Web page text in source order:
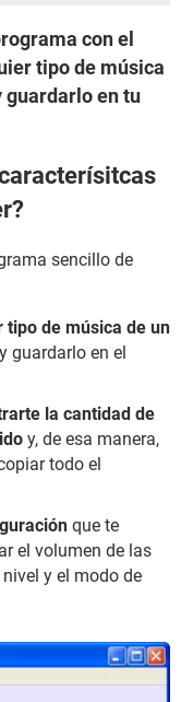
con el
tipo de música
guardarlo en tu
sencillo de
de música de un
y guardarlo en el
la cantidad de
y, de esa manera,
todo el
que te
el volumen de las
y el modo de